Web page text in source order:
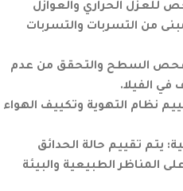
للعزل الحراري والعوازل
من التسربات والتسربات
السطح والتحقق من عدم
في الفيلا.
نظام التهوية وتكييف الهواء
يتم تقييم حالة الحدائق
المناظر الطبيعية والبيئة